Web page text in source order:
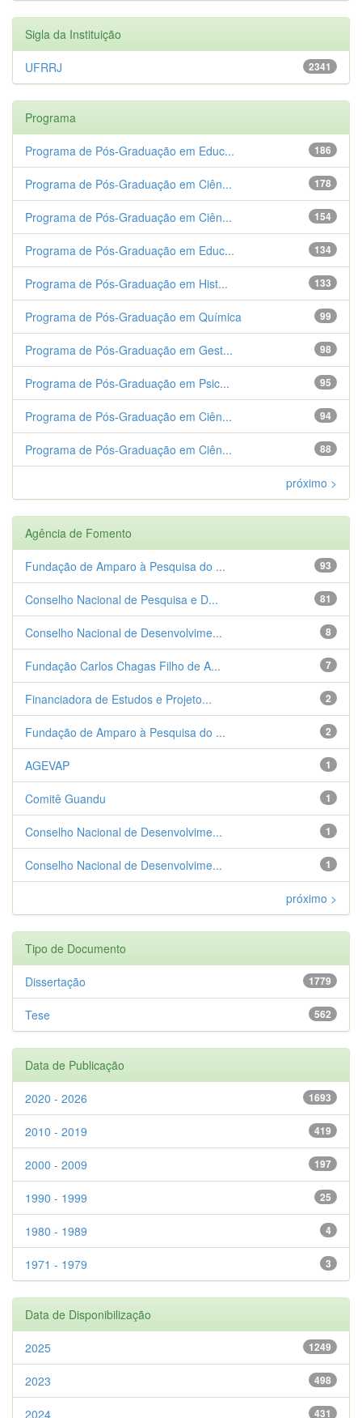
Sigla da Instituição
2341
UFRRJ
Programa
186
Programa de Pós-Graduação em Educ...
178
Programa de Pós-Graduação em Ciên...
154
Programa de Pós-Graduação em Ciên...
134
Programa de Pós-Graduação em Educ...
133
Programa de Pós-Graduação em Hist...
99
Programa de Pós-Graduação em Química
98
Programa de Pós-Graduação em Gest...
95
Programa de Pós-Graduação em Psic...
94
Programa de Pós-Graduação em Ciên...
88
Programa de Pós-Graduação em Ciên...
próximo >
Agência de Fomento
93
Fundação de Amparo à Pesquisa do ...
81
Conselho Nacional de Pesquisa e D...
8
Conselho Nacional de Desenvolvime...
7
Fundação Carlos Chagas Filho de A...
2
Financiadora de Estudos e Projeto...
2
Fundação de Amparo à Pesquisa do ...
1
AGEVAP
1
Comitê Guandu
1
Conselho Nacional de Desenvolvime...
1
Conselho Nacional de Desenvolvime...
próximo >
Tipo de Documento
1779
Dissertação
562
Tese
Data de Publicação
1693
2020 - 2026
419
2010 - 2019
197
2000 - 2009
25
1990 - 1999
4
1980 - 1989
3
1971 - 1979
Data de Disponibilização
1249
2025
498
2023
431
2024